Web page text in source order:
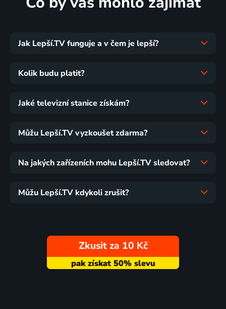
Jak Lepší.TV funguje a v čem je lepší?
Kolik budu platit?
Jaké televizní stanice získám?
Můžu Lepší.TV vyzkoušet zdarma?
Na jakých zařízeních mohu Lepší.TV sledovat?
Můžu Lepší.TV kdykoli zrušit?
Zkusit za 10 Kč